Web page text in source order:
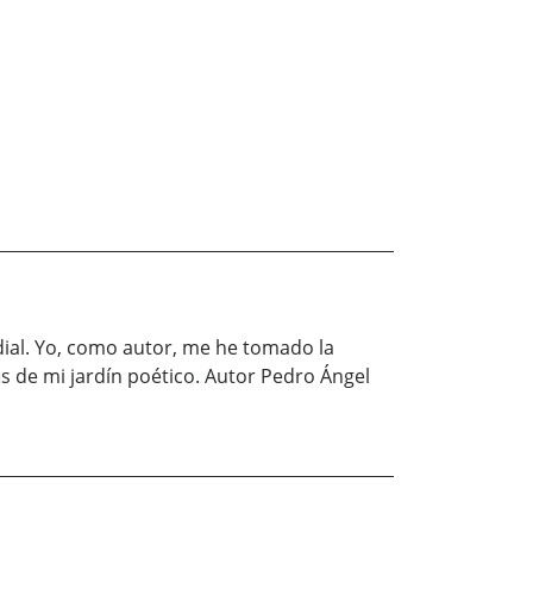
Yo, como autor, me he tomado la
de mi jardín poético. Autor Pedro Ángel